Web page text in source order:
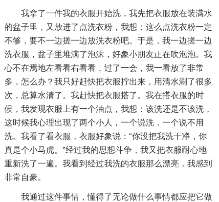
我拿了一件我的衣服开始洗，我先把衣服放在装满水
的盆子里，又放进了点洗衣粉，我想：这么点洗衣粉一定
不够，要不一边搓一边放洗衣粉吧。于是，我一边搓一边
洗衣服，盆子里堆满了泡沫，好象小朋友正在吹泡泡。我
心不在焉地左看看右看看，过了一会，我一看放了非常
多，怎么办？我只好赶快把衣服拧出来，用清水涮了很多
次，总算水清了。我赶快把衣服搭了。我在搭衣服的时
候，我发现衣服上有一个油点，我想：该洗还是不该洗，
这时候我心理出现了两个小人，一个说洗，一个说不用
洗。我看了看衣服，衣服好象说：“你没把我洗干净，你
真是个小马虎。”经过我的思想斗争，我又把衣服耐心地
重新洗了一遍。我看到经过我洗的衣服那么漂亮，我感到
非常自豪。
我通过这件事情，懂得了无论做什么事情都应把它做